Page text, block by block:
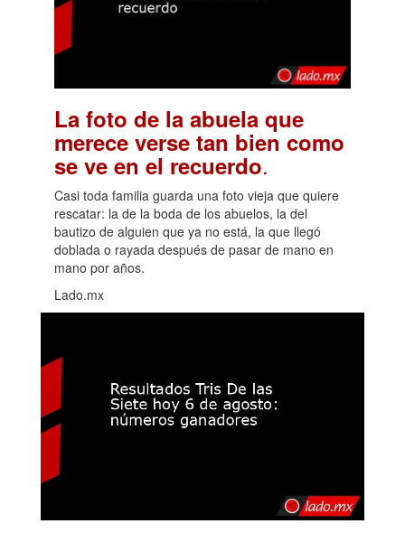
La foto de la abuela que
merece verse tan bien como
se ve en el recuerdo.
Casi toda familia guarda una foto vieja que quiere
rescatar: la de la boda de los abuelos, la del
bautizo de alguien que ya no está, la que llegó
doblada o rayada después de pasar de mano en
mano por años.
Lado.mx